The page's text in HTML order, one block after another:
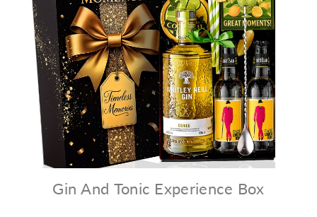
Gin And Tonic Experience Box